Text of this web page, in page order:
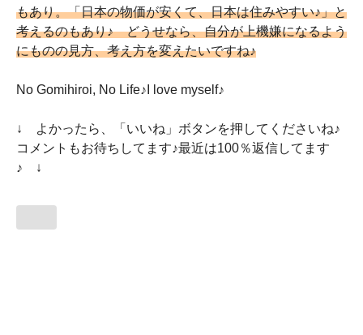
もあり。「日本の物価が安くて、日本は住みやすい♪」と
考えるのもあり♪ どうせなら、自分が上機嫌になるよう
にものの見方、考え方を変えたいですね♪
No Gomihiroi, No Life♪I love myself♪
↓ よかったら、「いいね」ボタンを押してくださいね♪
コメントもお待ちしてます♪最近は100％返信してます
♪ ↓